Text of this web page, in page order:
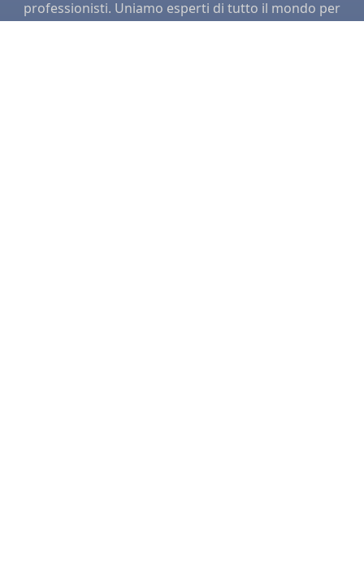
professionisti. Uniamo esperti di tutto il mondo per